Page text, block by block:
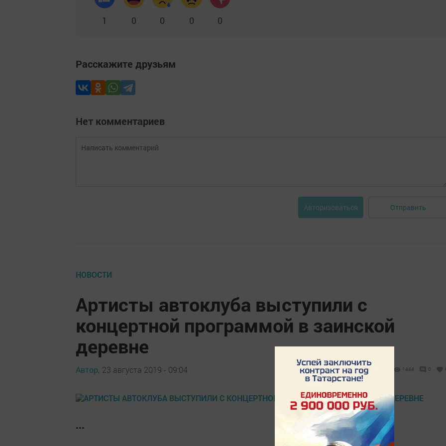
1 0 0 0 0
Расскажите друзьям
Нет комментариев
Авторизоваться Отправить
НОВОСТИ
Артисты автоклуба выступили с
концертной программой в заинской
деревне
Автор, 23 августа 2019 - 09:04 1444 0
...